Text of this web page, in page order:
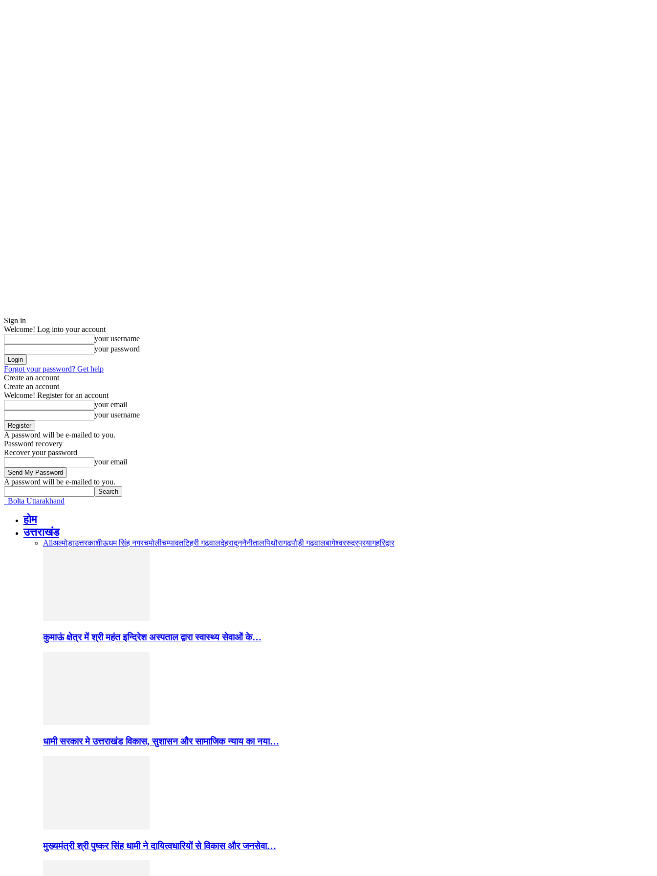
Sign in
Welcome! Log into your account
your username
your password
Forgot your password? Get help
Create an account
Create an account
Welcome! Register for an account
your email
your username
A password will be e-mailed to you.
Password recovery
Recover your password
your email
A password will be e-mailed to you.
Bolta Uttarakhand
होम
उत्तराखंड
Allअल्मोड़ाउत्तरकाशीऊधम सिंह नगरचमोलीचम्पावतटिहरी गढ़वालदेहरादूननैनीतालपिथौरागढ़पौड़ी गढ़वालबागेश्वररुद्रप्रयागहरिद्वार
कुमाऊं क्षेत्र में श्री महंत इन्दिरेश अस्पताल द्वारा स्वास्थ्य सेवाओं के…
धामी सरकार मे उत्तराखंड विकास, सुशासन और सामाजिक न्याय का नया…
मुख्यमंत्री श्री पुष्कर सिंह धामी ने दायित्वधारियों से विकास और जनसेवा…